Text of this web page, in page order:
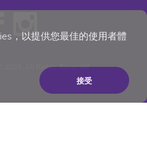
，以提供您最佳的使用者體
接受
2023. All Rights Reserved